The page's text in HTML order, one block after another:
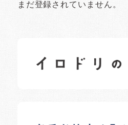
まだ登録されていません。
日常の様子など随時更新中です。
日常の様子など随時更新中です。